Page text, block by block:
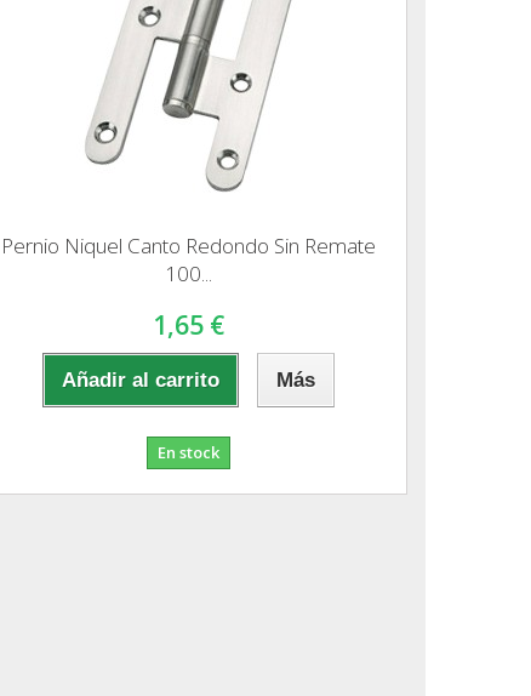
Pernio Niquel Canto Redondo Sin Remate
100...
1,65 €
Añadir al carrito Más
En stock